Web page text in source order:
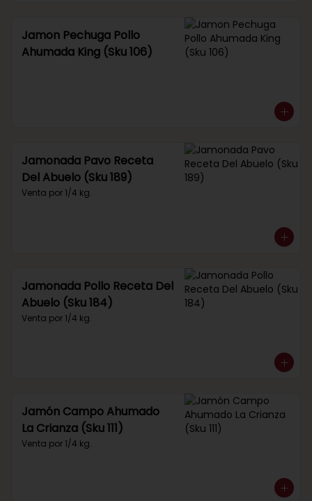
Jamon Pechuga Pollo
Ahumada King (Sku 106)
Jamonada Pavo Receta
Del Abuelo (Sku 189)
Venta por 1/4 kg.
Jamonada Pollo Receta Del
Abuelo (Sku 184)
Venta por 1/4 kg.
Jamón Campo Ahumado
La Crianza (Sku 111)
Venta por 1/4 kg.